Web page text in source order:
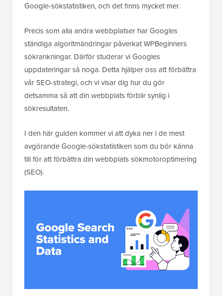
Google-sökstatistiken, och det finns mycket mer.
Precis som alla andra webbplatser har Googles
ständiga algoritmändringar påverkat WPBeginners
sökrankningar. Därför studerar vi Googles
uppdateringar så noga. Detta hjälper oss att förbättra
vår SEO-strategi, och vi visar dig hur du gör
detsamma så att din webbplats förblir synlig i
sökresultaten.
I den här guiden kommer vi att dyka ner i de mest
avgörande Google-sökstatistiken som du bör känna
till för att förbättra din webbplats sökmotoroptimering
(SEO).